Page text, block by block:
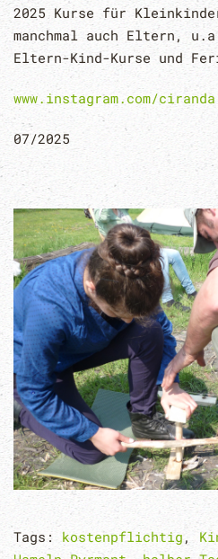
2025 Kurse für
manchmal auch Eltern,
Eltern-Kind-Kurse und
www.instagram.com/
07/2025
Tags: kostenpflichtig ,